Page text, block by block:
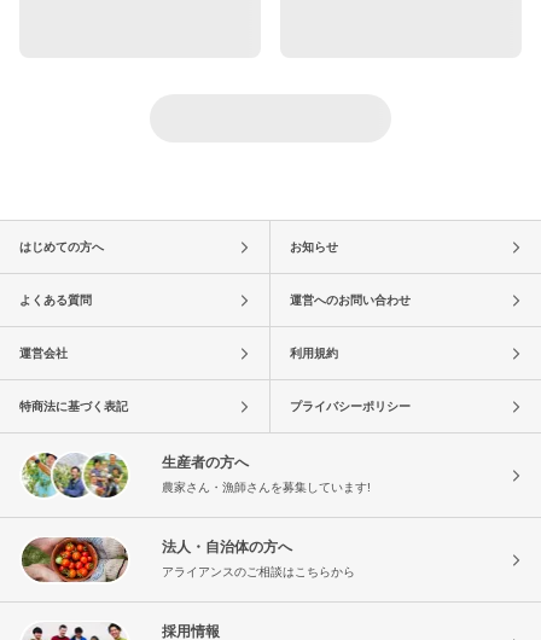
はじめての方へ お知らせ
よくある質問 運営へのお問い合わせ
運営会社 利用規約
特商法に基づく表記 プライバシーポリシー
生産者の方へ
農家さん・漁師さんを募集しています!
法人・自治体の方へ
アライアンスのご相談はこちらから
採用情報